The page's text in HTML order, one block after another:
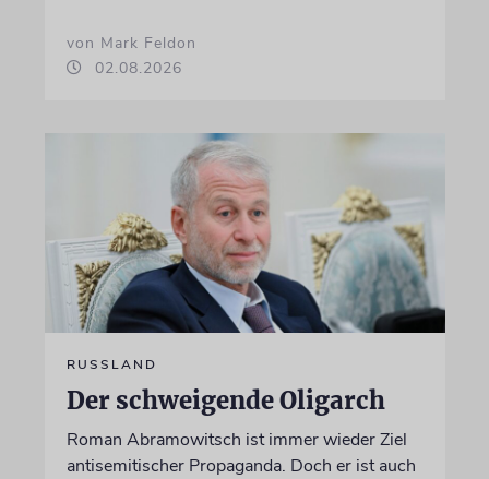
von Mark Feldon
02.08.2026
RUSSLAND
Der schweigende Oligarch
Roman Abramowitsch ist immer wieder Ziel
antisemitischer Propaganda. Doch er ist auch